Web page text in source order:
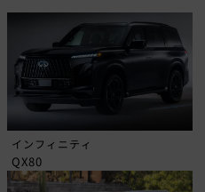
インフィニティ
QX80